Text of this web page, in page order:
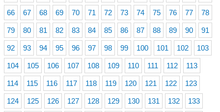
66 67 68 69 70 71 72 73 74 75 76 77 78
79 80 81 82 83 84 85 86 87 88 89 90 91
92 93 94 95 96 97 98 99 100 101 102 103
104 105 106 107 108 109 110 111 112 113
114 115 116 117 118 119 120 121 122 123
124 125 126 127 128 129 130 131 132 133